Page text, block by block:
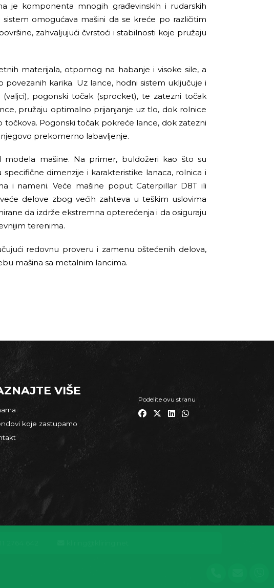
je komponenta mnogih građevinskih i rudarskih
omogućava mašini da se kreće po različitim
zahvaljujući čvrstoći i stabilnosti koje pružaju
materijala, otpornog na habanje i visoke sile, a
povezanih karika. Uz lance, hodni sistem uključuje i
pogonski točak (sprocket), te zatezni točak
pružaju optimalno prijanjanje uz tlo, dok rolnice
Pogonski točak pokreće lance, dok zatezni
prekomerno labavljenje.
modela mašine. Na primer, buldožeri kao što su
dimenzije i karakteristike lanaca, rolnica i
i nameni. Veće mašine poput Caterpillar D8T ili
delove zbog većih zahteva u teškim uslovima
da izdrže ekstremna opterećenja i da osiguraju
terenima.
redovnu proveru i zamenu oštećenih delova,
mašina sa metalnim lancima.
VIŠE
koje zastupamo
Podelite ovu stranu